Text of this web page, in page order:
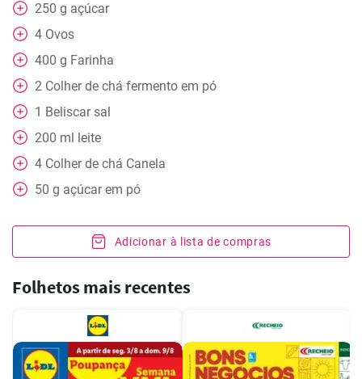
250 g açúcar
4 Ovos
400 g Farinha
2 Colher de chá fermento em pó
1 Beliscar sal
200 ml leite
4 Colher de chá Canela
50 g açúcar em pó
Adicionar à lista de compras
Folhetos mais recentes